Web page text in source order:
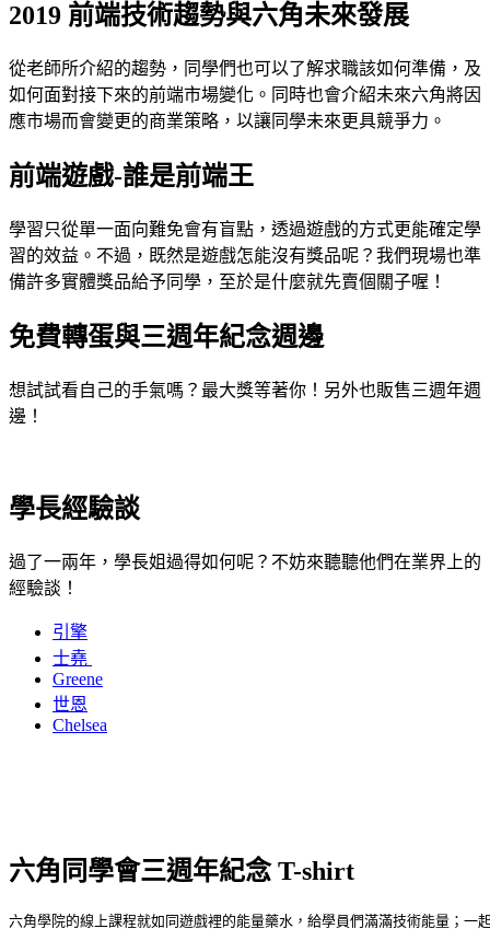
2019 前端技術趨勢與六角未來發展
從老師所介紹的趨勢，同學們也可以了解求職該如何準備，及
如何面對接下來的前端市場變化。同時也會介紹未來六角將因
應市場而會變更的商業策略，以讓同學未來更具競爭力。
前端遊戲-誰是前端王
學習只從單一面向難免會有盲點，透過遊戲的方式更能確定學
習的效益。不過，既然是遊戲怎能沒有獎品呢？我們現場也準
備許多實體獎品給予同學，至於是什麼就先賣個關子喔！
免費轉蛋與三週年紀念週邊
想試試看自己的手氣嗎？最大獎等著你！另外也販售三週年週
邊！
學長經驗談
過了一兩年，學長姐過得如何呢？不妨來聽聽他們在業界上的
經驗談！
引擎
士堯
Greene
世恩
Chelsea
六角同學會三週年紀念 T-shirt
六角學院的線上課程就如同遊戲裡的能量藥水，給學員們滿滿技術能量；一